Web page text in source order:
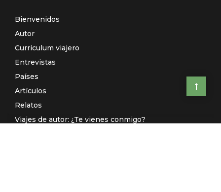
Bienvenidos
Autor
Curriculum viajero
Entrevistas
Países
Artículos
Relatos
Viajes de autor: ¿Te vienes conmigo?